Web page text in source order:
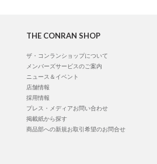
THE CONRAN SHOP
ザ・コンランショップについて
メンバーズサービスのご案内
ニュース＆イベント
店舗情報
採用情報
プレス・メディアお問い合わせ
掲載紙から探す
商品部への新規お取引希望のお問合せ